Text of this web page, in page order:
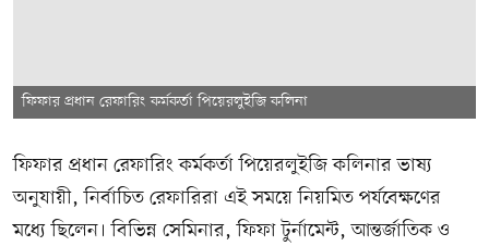
ফিফার প্রধান রেফারিং কর্মকর্তা পিয়েরলুইজি কলিনা
ফিফার প্রধান রেফারিং কর্মকর্তা পিয়েরলুইজি কলিনার ভাষ্য
অনুযায়ী, নির্বাচিত রেফারিরা এই সময়ে নিয়মিত পর্যবেক্ষণের
মধ্যে ছিলেন। বিভিন্ন সেমিনার, ফিফা টুর্নামেন্ট, আন্তর্জাতিক ও